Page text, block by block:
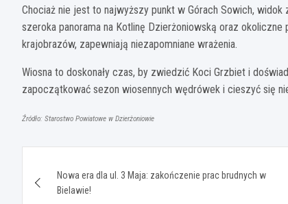
Chociaż nie jest to najwyższy punkt w Górach Sowich,
szeroka panorama na Kotlinę Dzierżoniowską oraz
krajobrazów, zapewniają niezapomniane wrażenia.
Wiosna to doskonały czas, by zwiedzić Koci Grzbiet i
zapoczątkować sezon wiosennych wędrówek i cieszyć się
Źródło: Starostwo Powiatowe w Dzierżoniowie
wpisuNowa era dla ul. 3 Maja: zakończenie prac brudnych w
Bielawie!